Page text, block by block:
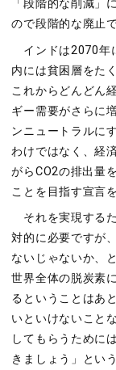
「段階的な削減」
ので段階的な廃止
インドは2070年
内には貧困層をた
これからどんどん
ギー需要がさらに
ンニュートラルに
わけではなく、経
がらCO2の排出量
ことを目指す宣言
それを実現する
対的に必要ですが
ないじゃないか、
世界全体の脱炭素
るということはあ
いといけないこと
してもらうために
きましょう」とい